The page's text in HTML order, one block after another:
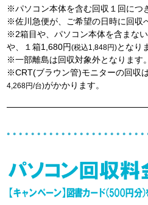
※パソコン本体を含む回収１回につ
※佐川急便が、ご希望の日時に回収
※2箱目や、パソコン本体を含まな
や、１箱1,680円(税込1,848円)となり
※一部離島は回収対象外となります。
※CRT(ブラウン管)モニターの回収
4,268円/台)がかかります。